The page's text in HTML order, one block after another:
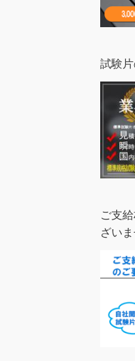
試験
ご支
ざい